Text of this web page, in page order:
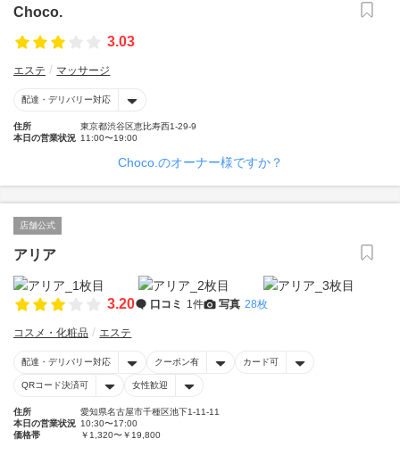
Choco.
3.03
エステ マッサージ
配達・デリバリー対応
住所
東京都渋谷区恵比寿西1-29-9
本日の営業状況 11:00〜19:00
Choco.のオーナー様ですか？
店舗公式
アリア
3.20 口コミ 1件 写真 28枚
コスメ・化粧品 エステ
配達・デリバリー対応 クーポン有 カード可
QRコード決済可 女性歓迎
住所
愛知県名古屋市千種区池下1-11-11
本日の営業状況 10:30〜17:00
価格帯
￥1,320〜￥19,800